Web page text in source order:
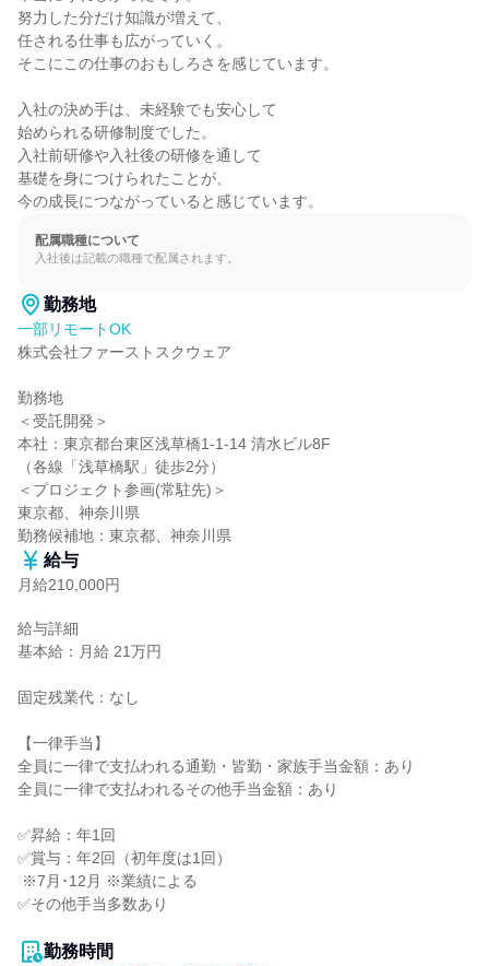
努力した分だけ知識が増えて、
任される仕事も広がっていく。
そこにこの仕事のおもしろさを感じています。
入社の決め手は、未経験でも安心して
始められる研修制度でした。
入社前研修や入社後の研修を通して
基礎を身につけられたことが、
今の成長につながっていると感じています。
配属職種について
入社後は記載の職種で配属されます。
勤務地
一部リモートOK
株式会社ファーストスクウェア
勤務地
＜受託開発＞
本社：東京都台東区浅草橋1-1-14 清水ビル8F
（各線「浅草橋駅」徒歩2分）
＜プロジェクト参画(常駐先)＞
東京都、神奈川県
勤務候補地：東京都、神奈川県
給与
月給210,000円
給与詳細
基本給：月給 21万円
固定残業代：なし
【一律手当】
全員に一律で支払われる通勤・皆勤・家族手当金額：あり
全員に一律で支払われるその他手当金額：あり
✅昇給：年1回
✅賞与：年2回（初年度は1回）
✅その他手当多数あり
勤務時間